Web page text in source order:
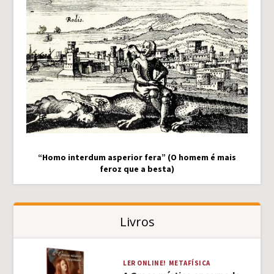
“Homo interdum asperior fera” (O homem é mais
feroz que a besta)
Livros
LER ONLINE! METAFÍSICA